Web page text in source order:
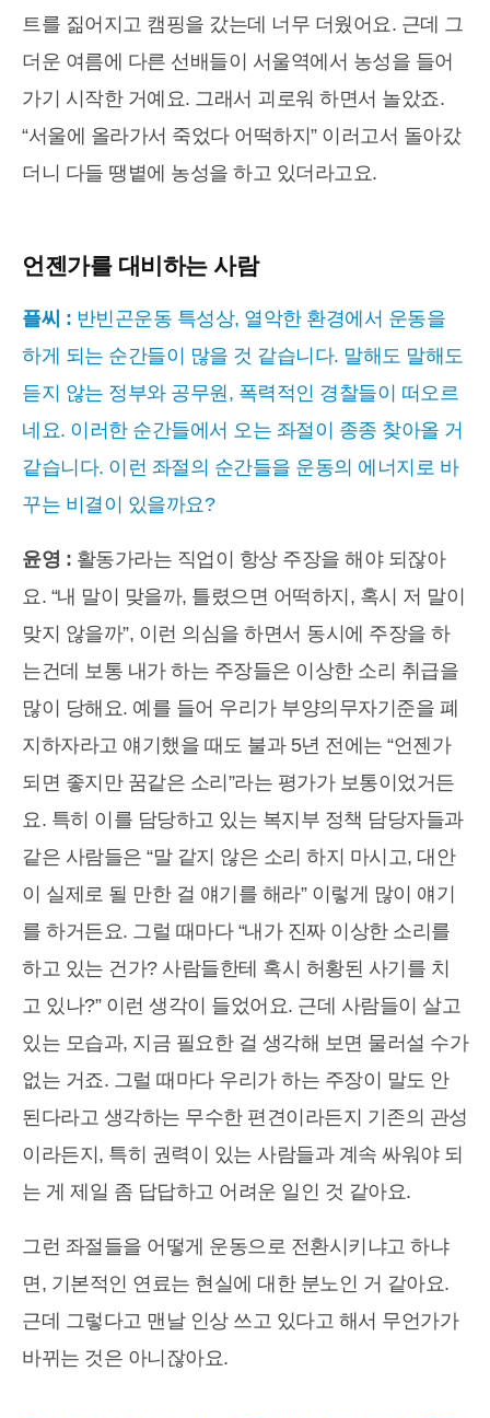
트를 짊어지고 캠핑을 갔는데 너무 더웠어요. 근데 그
더운 여름에 다른 선배들이 서울역에서 농성을 들어
가기 시작한 거예요. 그래서 괴로워 하면서 놀았죠.
“서울에 올라가서 죽었다 어떡하지” 이러고서 돌아갔
더니 다들 땡볕에 농성을 하고 있더라고요.
언젠가를 대비하는 사람
플씨 : 반빈곤운동 특성상, 열악한 환경에서 운동을
하게 되는 순간들이 많을 것 같습니다. 말해도 말해도
듣지 않는 정부와 공무원, 폭력적인 경찰들이 떠오르
네요. 이러한 순간들에서 오는 좌절이 종종 찾아올 거
같습니다. 이런 좌절의 순간들을 운동의 에너지로 바
꾸는 비결이 있을까요?
윤영 : 활동가라는 직업이 항상 주장을 해야 되잖아
요. “내 말이 맞을까, 틀렸으면 어떡하지, 혹시 저 말이
맞지 않을까”, 이런 의심을 하면서 동시에 주장을 하
는건데 보통 내가 하는 주장들은 이상한 소리 취급을
많이 당해요. 예를 들어 우리가 부양의무자기준을 폐
지하자라고 얘기했을 때도 불과 5년 전에는 “언젠가
되면 좋지만 꿈같은 소리”라는 평가가 보통이었거든
요. 특히 이를 담당하고 있는 복지부 정책 담당자들과
같은 사람들은 “말 같지 않은 소리 하지 마시고, 대안
이 실제로 될 만한 걸 얘기를 해라” 이렇게 많이 얘기
를 하거든요. 그럴 때마다 “내가 진짜 이상한 소리를
하고 있는 건가? 사람들한테 혹시 허황된 사기를 치
고 있나?” 이런 생각이 들었어요. 근데 사람들이 살고
있는 모습과, 지금 필요한 걸 생각해 보면 물러설 수가
없는 거죠. 그럴 때마다 우리가 하는 주장이 말도 안
된다라고 생각하는 무수한 편견이라든지 기존의 관성
이라든지, 특히 권력이 있는 사람들과 계속 싸워야 되
는 게 제일 좀 답답하고 어려운 일인 것 같아요.
그런 좌절들을 어떻게 운동으로 전환시키냐고 하냐
면, 기본적인 연료는 현실에 대한 분노인 거 같아요.
근데 그렇다고 맨날 인상 쓰고 있다고 해서 무언가가
바뀌는 것은 아니잖아요.